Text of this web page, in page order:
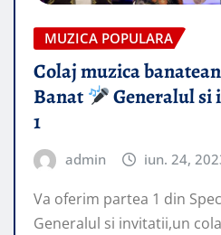
MUZICA POPULARA
Colaj muzica
Banat
Generalul
1
admin iun. 24,
Va oferim partea 1 din
Generalul si invitatii,un